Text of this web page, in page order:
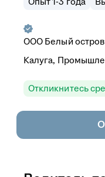
ООО Белый остров
Калуга,
Откликнитесь